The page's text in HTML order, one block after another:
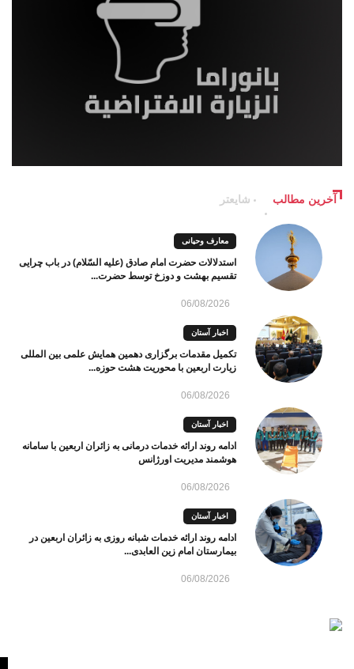
آخرین مطالب شایعتر
معارف وحیانی
استدلالات حضرت امام صادق (علیه السّلام) در باب چرایی
تقسیم بهشت و دوزخ توسط حضرت...
06/08/2026
اخبار آستان
تکمیل مقدمات برگزاری دهمین همایش علمی بین المللی
زیارت اربعین با محوریت هشت حوزه...
06/08/2026
اخبار آستان
ادامه روند ارائه خدمات درمانی به زائران اربعین با سامانه
هوشمند مدیریت اورژانس
06/08/2026
اخبار آستان
ادامه روند ارائه خدمات شبانه روزی به زائران اربعین در
بیمارستان امام زین العابدی...
06/08/2026